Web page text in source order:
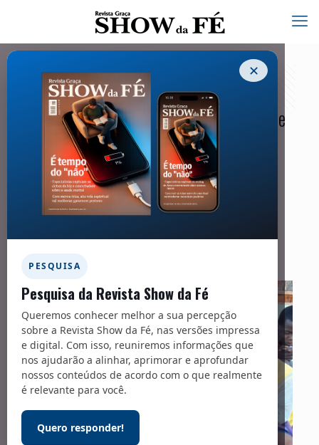
✕
PESQUISA
Pesquisa da Revista Show da Fé
Queremos conhecer melhor a sua percepção
sobre a Revista Show da Fé, nas versões impressa
e digital. Com isso, reuniremos informações que
nos ajudarão a alinhar, aprimorar e aprofundar
nossos conteúdos de acordo com o que realmente
é relevante para você.
Quero responder!
África passa Europa e lidera número de
cristãos no mundo
19/02/2026